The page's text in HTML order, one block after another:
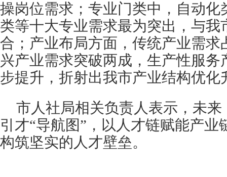
操岗位需求；专业门类中，自动化
类等十大专业需求最为突出，与
合；产业布局方面，传统产业需求
兴产业需求突破两成，生产性服
步提升，折射出我市产业结构优化
市人社局相关负责人表示，未
引才“导航图”，以人才链赋能产业
构筑坚实的人才壁垒。